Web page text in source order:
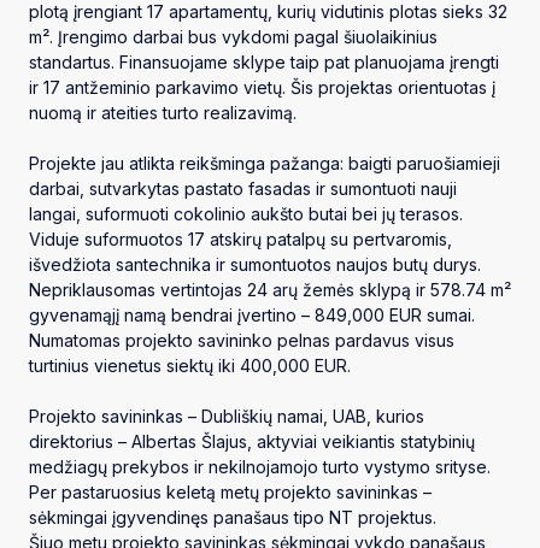
plotą įrengiant 17 apartamentų, kurių vidutinis plotas sieks 32
m². Įrengimo darbai bus vykdomi pagal šiuolaikinius
standartus. Finansuojame sklype taip pat planuojama įrengti
ir 17 antžeminio parkavimo vietų. Šis projektas orientuotas į
nuomą ir ateities turto realizavimą.
Projekte jau atlikta reikšminga pažanga: baigti paruošiamieji
darbai, sutvarkytas pastato fasadas ir sumontuoti nauji
langai, suformuoti cokolinio aukšto butai bei jų terasos.
Viduje suformuotos 17 atskirų patalpų su pertvaromis,
išvedžiota santechnika ir sumontuotos naujos butų durys.
Nepriklausomas vertintojas 24 arų žemės sklypą ir 578.74 m²
gyvenamąjį namą bendrai įvertino – 849,000 EUR sumai.
Numatomas projekto savininko pelnas pardavus visus
turtinius vienetus siektų iki 400,000 EUR.
Projekto savininkas – Dubliškių namai, UAB, kurios
direktorius – Albertas Šlajus, aktyviai veikiantis statybinių
medžiagų prekybos ir nekilnojamojo turto vystymo srityse.
Per pastaruosius keletą metų projekto savininkas –
sėkmingai įgyvendinęs panašaus tipo NT projektus.
Šiuo metu projekto savininkas sėkmingai vykdo panašaus